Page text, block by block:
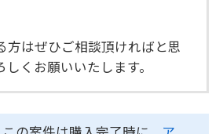
方はぜひご相談頂ければと思
くお願いいたします。